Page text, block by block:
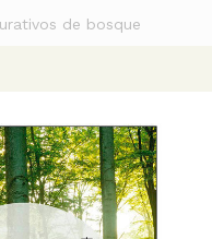
de bosque